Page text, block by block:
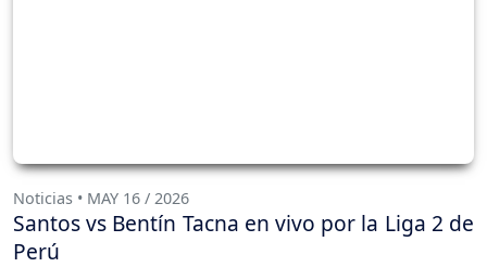
Noticias • MAY 16 / 2026
Santos vs Bentín Tacna en vivo por la Liga 2 de
Perú